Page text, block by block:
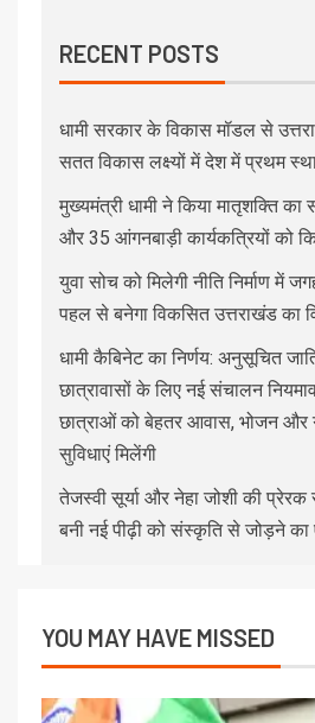
RECENT POSTS
धामी सरकार के विकास मॉडल से
सतत विकास लक्ष्यों में देश में प्रथम
मुख्यमंत्री धामी ने किया मातृशक्ति का
और 35 आंगनबाड़ी कार्यकत्रियों को
युवा सोच को मिलेगी नीति निर्माण में
पहल से बनेगा विकसित उत्तराखंड का
धामी कैबिनेट का निर्णय: अनुसूचित
छात्रावासों के लिए नई संचालन
छात्राओं को बेहतर आवास, भोजन और
सुविधाएं मिलेंगी
तेजस्वी सूर्या और नेहा जोशी की
बनी नई पीढ़ी को संस्कृति से जोड़ने का
YOU MAY HAVE MISSED